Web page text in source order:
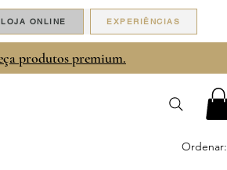
LOJA ONLINE EXPERIÊNCIAS
produtos premium.
Ordenar: